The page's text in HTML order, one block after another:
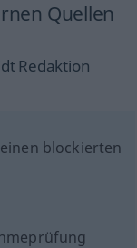
Quellen
Redaktion
blockierten